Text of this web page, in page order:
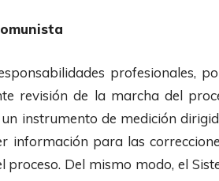
profesionales,
revisión de la marcha del
instrumento de medición
información para las
Del mismo modo, el